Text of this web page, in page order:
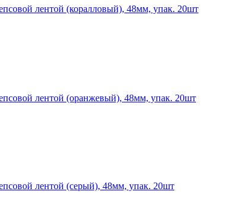
лентой (коралловый), 48мм, упак. 20шт
лентой (оранжевый), 48мм, упак. 20шт
лентой (серый), 48мм, упак. 20шт